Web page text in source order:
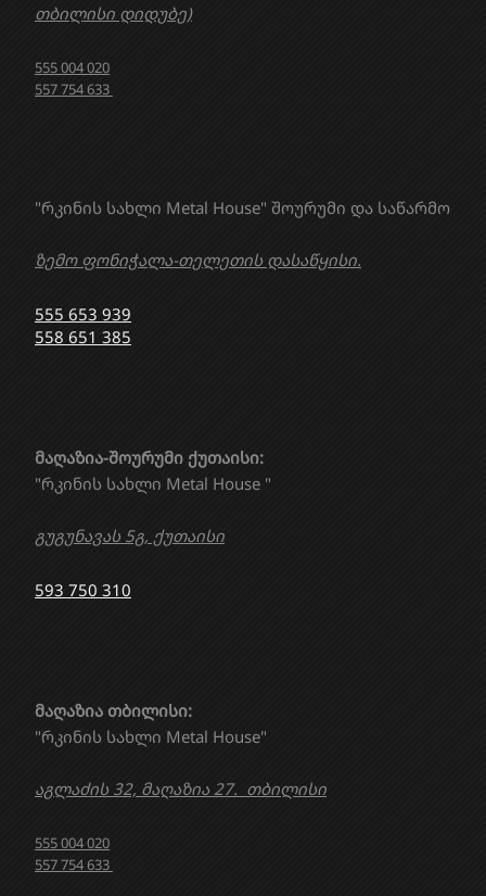
"რკინის სახლი Metal House" შოურუმი და საწარმო
ზემო ფონიჭალა-თელეთის დასაწყისი.
555 653 939
558 651 385
მაღაზია თბილისი:
"რკინის სახლი Metal House"
აგლაძის 32, მაღაზია 27. თბილისი
555 004 020
557 754 633
მაღაზია-შოურუმი ქუთაისი:
"რკინის სახლი Metal House "
გუგუნავას 5გ, ქუთაისი
593 750 310
თბილისი დიდუბე)
555 004 020
557 754 633